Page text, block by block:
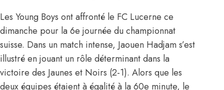
Les Young Boys ont affronté le FC Lucerne ce
dimanche pour la 6e journée du championnat
suisse. Dans un match intense, Jaouen Hadjam s’est
illustré en jouant un rôle déterminant dans la
victoire des Jaunes et Noirs (2-1). Alors que les
deux équipes étaient à égalité à la 60e minute, le